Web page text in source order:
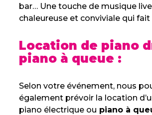
bar… Une touche de musique
chaleureuse et conviviale qui fait
Location de piano
piano à queue :
Selon votre événement, nous
également prévoir la location
piano électrique ou piano à